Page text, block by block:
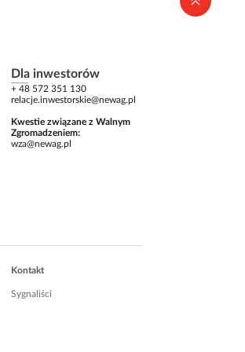
Dla inwestorów
+ 48 572 351 130
relacje.inwestorskie@newag.pl
Kwe­stie zwią­zane z Wal­nym
Zgro­ma­dze­niem:
wza@newag.pl
Kontakt
Sygnaliści